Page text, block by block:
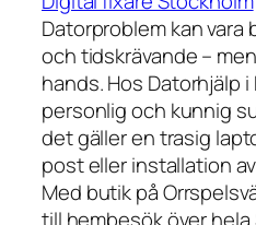
Datorproblem kan
och tidskrävande –
hands. Hos Datorhjälp i
personlig och kunnig
det gäller en trasig
post eller installation
Med butik på